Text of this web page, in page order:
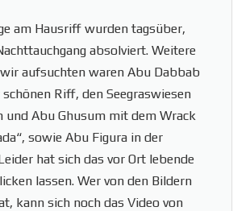
am Hausriff wurden tagsüber,
absolviert. Weitere
aufsuchten waren Abu Dabbab
Riff, den Seegraswiesen
und Abu Ghusum mit dem Wrack
sowie Abu Figura in der
hat sich das vor Ort lebende
lassen. Wer von den Bildern
kann sich noch das Video von